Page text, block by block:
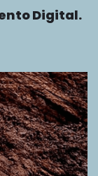
Digital.